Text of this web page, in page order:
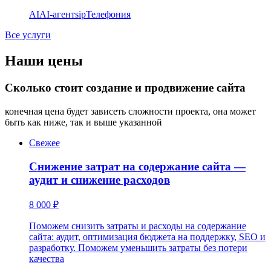
AIAI-агентsipТелефония
Все услуги
Наши цены
Сколько стоит создание и продвижение сайта
конечная цена будет зависеть сложности проекта, она может
быть как ниже, так и выше указанной
Свежее
Снижение затрат на содержание сайта —
аудит и снижение расходов
8 000 ₽
Поможем снизить затраты и расходы на содержание
сайта: аудит, оптимизация бюджета на поддержку, SEO и
разработку. Поможем уменьшить затраты без потери
качества